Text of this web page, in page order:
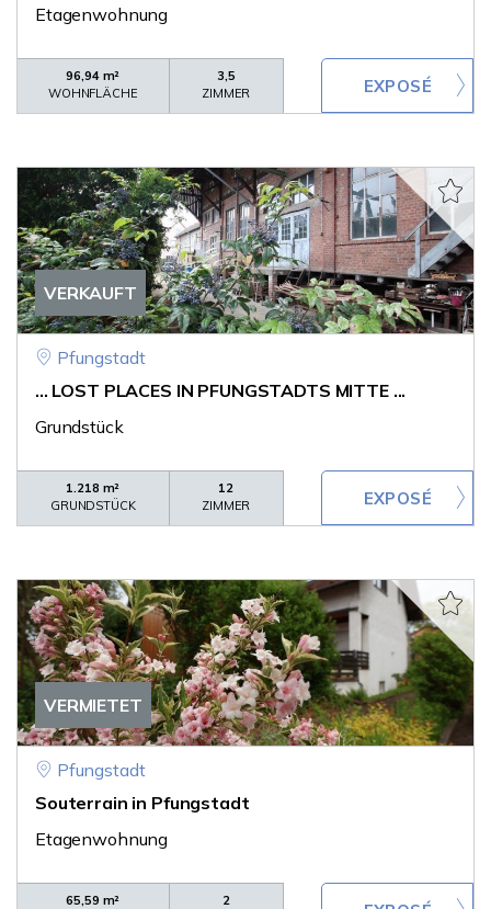
Etagenwohnung
96,94 m²
WOHNFLÄCHE
3,5
ZIMMER
VERKAUFT
Pfungstadt
... LOST PLACES IN PFUNGSTADTS MITTE ...
Grundstück
1.218 m²
GRUNDSTÜCK
12
ZIMMER
VERMIETET
Pfungstadt
Souterrain in Pfungstadt
Etagenwohnung
65,59 m²
2